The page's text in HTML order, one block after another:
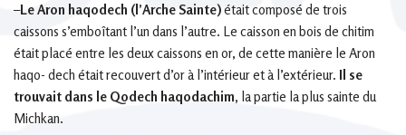
–Le Aron haqodech (l’Arche Sainte)était composé de trois
caissons s’emboîtant l’un dans l’autre. Le caisson en bois de chitim
était placé entre les deux caissons en or, de cette manière le Aron
haqo- dech était recouvert d’or à l’intérieur et à l’extérieur. Il se
trouvait dans le Qodech haqodachim, la partie la plus sainte du
Michkan.